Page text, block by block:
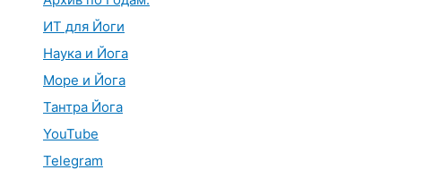
ИТ для Йоги
Наука и Йога
Море и Йога
Тантра Йога
YouTube
Telegram